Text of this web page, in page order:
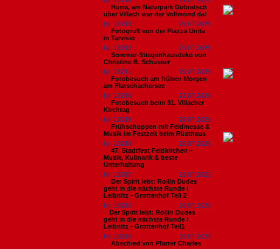
Hurra, am Naturpark Dobratsch
über Villach war der Vollmond da!
Nr. 18793
29.07.2026
Fotogruß von der Piazza Unita
in Tarvisio
Nr. 18792
29.07.2026
Sommer-Stiegenhausdeko von
Christine B. Schusser
Nr. 18791
29.07.2026
Fotobesuch am frühen Morgen
am Flatschachersee
Nr. 18790
27.07.2026
Fotobesuch beim 81. Villacher
Kirchtag
Nr. 18789
26.07.2026
Frühschoppen mit Feldmesse &
Musik im Festzelt beim Rüsthaus
Nr. 18788
26.07.2026
47. Stadtfest Feldkirchen –
Musik, Kulinarik & beste
Unterhaltung
Nr. 18787
26.07.2026
Der Spirit lebt: Rollin Dudes
geht in die nächste Runde /
Leibnitz - Grottenhof Teil 2
Nr. 18786
26.07.2026
​Der Spirit lebt: Rollin Dudes
geht in die nächste Runde /
Leibnitz - Grottenhof Teil1
Nr. 18785
26.07.2026
Abschied von Pfarrer Charles